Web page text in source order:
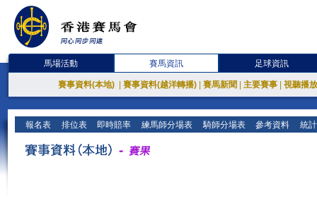
馬場活動 賽馬資訊 足球資訊
賽事資料(本地) 賽事資料(越洋轉播) 賽馬新聞 主要賽事 視聽播
報名表 排位表 即時賠率 練馬師分場表 騎師分場表 參考資料 統